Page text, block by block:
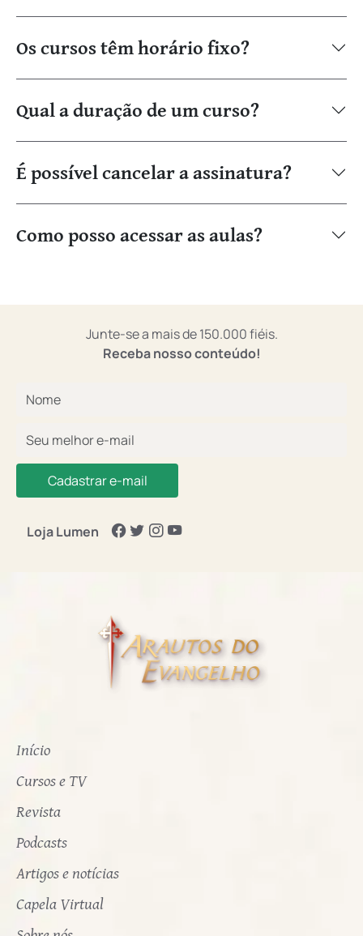
Os cursos têm horário fixo?
Qual a duração de um curso?
É possível cancelar a assinatura?
Como posso acessar as aulas?
Junte-se a mais de 150.000 fiéis.
Receba nosso conteúdo!
Cadastrar e-mail
Loja Lumen
Início
Cursos e TV
Revista
Podcasts
Artigos e notícias
Capela Virtual